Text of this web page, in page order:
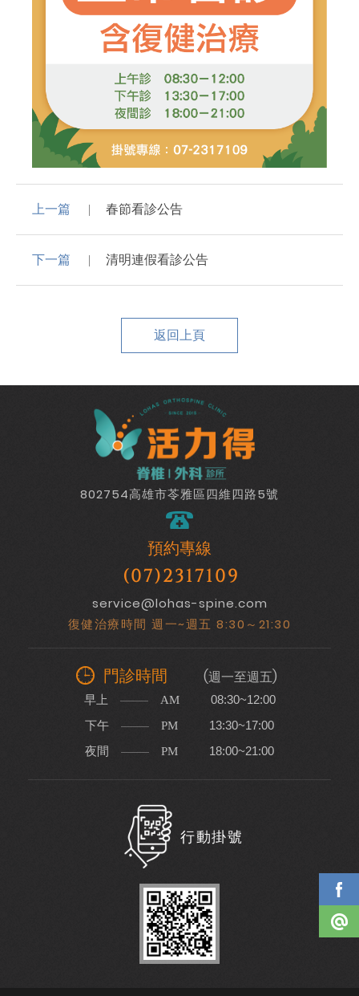
上一篇 春節看診公告
下一篇 清明連假看診公告
返回上頁
802754高雄市苓雅區四維四路5號
預約專線
(07)2317109
service@lohas-spine.com
復健治療時間 週一~週五 8:30～21:30
門診時間 (週一至週五)
早上 AM 08:30~12:00
下午 PM 13:30~17:00
夜間 PM 18:00~21:00
行動掛號